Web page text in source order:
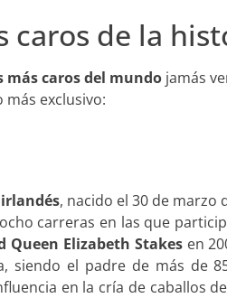
caros de la
más caros del mundo jamás
exclusivo:
, nacido el 30 de marzo
carreras en las que
Queen Elizabeth Stakesen
siendo el padre de más de
en la cría de caballos